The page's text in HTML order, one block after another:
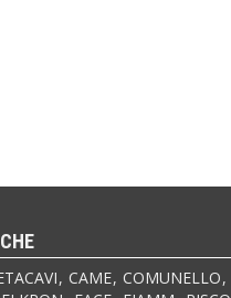
CAME COMUNELLO